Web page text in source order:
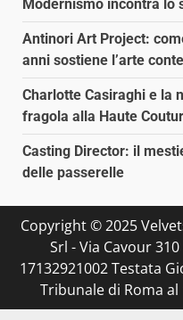
Modernismo incontra lo
Antinori Art Project:
anni sostiene l’arte
Charlotte Casiraghi e la
fragola alla Haute
Casting Director: il
delle passerelle
Copyright © 2025
Srl - Via Cavour
17132921002 Testata
Tribunale di Roma al